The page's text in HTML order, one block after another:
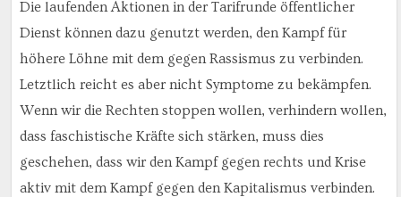
Die laufenden Aktionen in der Tarifrunde öffentlicher
Dienst können dazu genutzt werden, den Kampf für
höhere Löhne mit dem gegen Rassismus zu verbinden.
Letztlich reicht es aber nicht Symptome zu bekämpfen.
Wenn wir die Rechten stoppen wollen, verhindern wollen,
dass faschistische Kräfte sich stärken, muss dies
geschehen, dass wir den Kampf gegen rechts und Krise
aktiv mit dem Kampf gegen den Kapitalismus verbinden.